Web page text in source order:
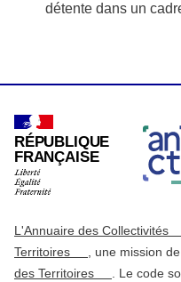
détente dans un
RÉPUBLIQUE
FRANÇAISE
L'Annuaire des Collectivités
Territoires
, une mission de
des Territoires
. Le code